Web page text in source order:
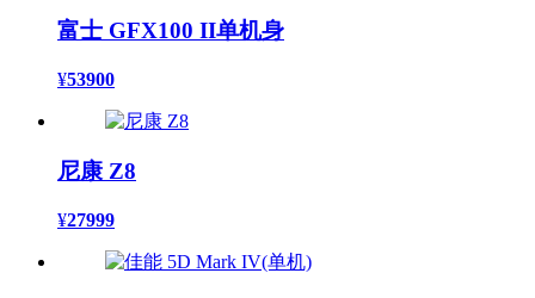
富士 GFX100 II单机身
¥53900
尼康 Z8
¥27999